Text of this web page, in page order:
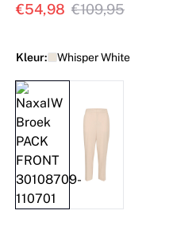
€54,98 €109,95
Kleur: Whisper White